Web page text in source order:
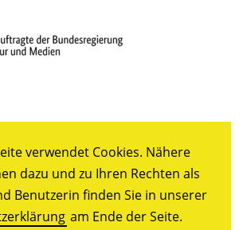
verwendet Cookies. Nähere
dazu und zu Ihren Rechten als
Benutzerin finden Sie in unserer
am Ende der Seite.